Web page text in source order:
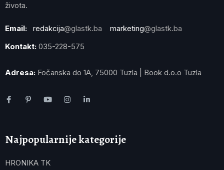
života.
Email: redakcija@glastk.ba marketing@glastk.ba
Kontakt: 035-228-575
Adresa: Fočanska do 1A, 75000 Tuzla | Book d.o.o Tuzla
Najpopularnije kategorije
HRONIKA TK